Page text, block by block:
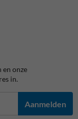
en onze
in.
Aanmelden